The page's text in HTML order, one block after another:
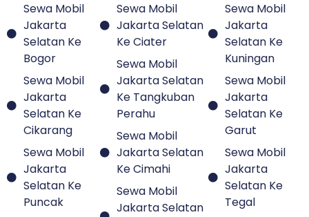
Sewa Mobil
Jakarta
Selatan Ke
Bogor
Sewa Mobil
Jakarta
Selatan Ke
Cikarang
Sewa Mobil
Jakarta
Selatan Ke
Puncak
Sewa Mobil
Jakarta Selatan
Ke Ciater
Sewa Mobil
Jakarta Selatan
Ke Tangkuban
Perahu
Sewa Mobil
Jakarta Selatan
Ke Cimahi
Sewa Mobil
Jakarta Selatan
Sewa Mobil
Jakarta
Selatan Ke
Kuningan
Sewa Mobil
Jakarta
Selatan Ke
Garut
Sewa Mobil
Jakarta
Selatan Ke
Tegal